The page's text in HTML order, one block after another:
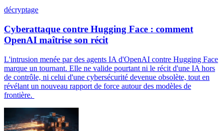
décryptage
Cyberattaque contre Hugging Face : comment
OpenAI maîtrise son récit
L'intrusion menée par des agents IA d'OpenAI contre Hugging Face
marque un tournant. Elle ne valide pourtant ni le récit d'une IA hors
de contrôle, ni celui d'une cybersécurité devenue obsolète, tout en
révélant un nouveau rapport de force autour des modèles de
frontière.